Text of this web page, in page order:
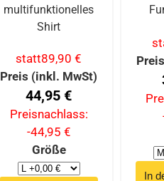
multifunktionelles
Shirt
statt89,90 €
Preis (inkl. MwSt)
44,95 €
Preisnachlass:
-44,95 €
Größe